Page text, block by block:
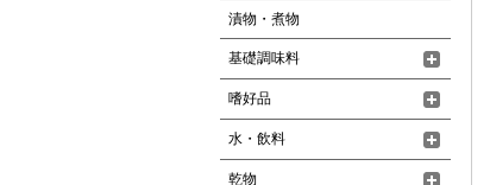
漬物・煮物
基礎調味料
嗜好品
水・飲料
乾物